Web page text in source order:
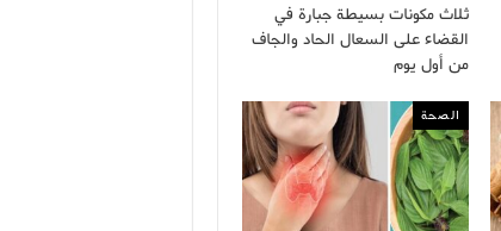
ثلاث مكونات بسيطة جبارة في
القضاء على السعال الحاد والجاف
من أول يوم
الصحة